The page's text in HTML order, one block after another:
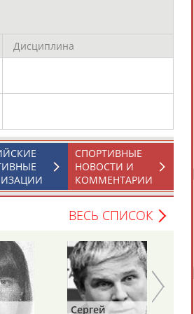
Валерий
Ирина
АБРАМОВА
Осеп
АБРАМЯН
Дисциплина
СПОРТИВНЫЕ
НОВОСТИ И
КОММЕНТАРИИ
ВЕСЬ СПИСОК
Сергей